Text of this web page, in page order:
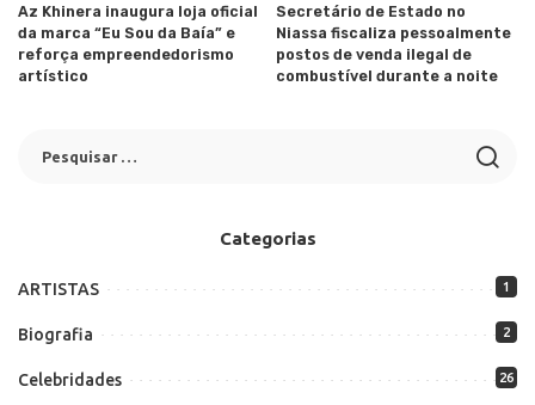
Az Khinera inaugura loja oficial
da marca “Eu Sou da Baía” e
reforça empreendedorismo
artístico
Secretário de Estado no
Niassa fiscaliza pessoalmente
postos de venda ilegal de
combustível durante a noite
Categorias
ARTISTAS 1
Biografia 2
Celebridades 26